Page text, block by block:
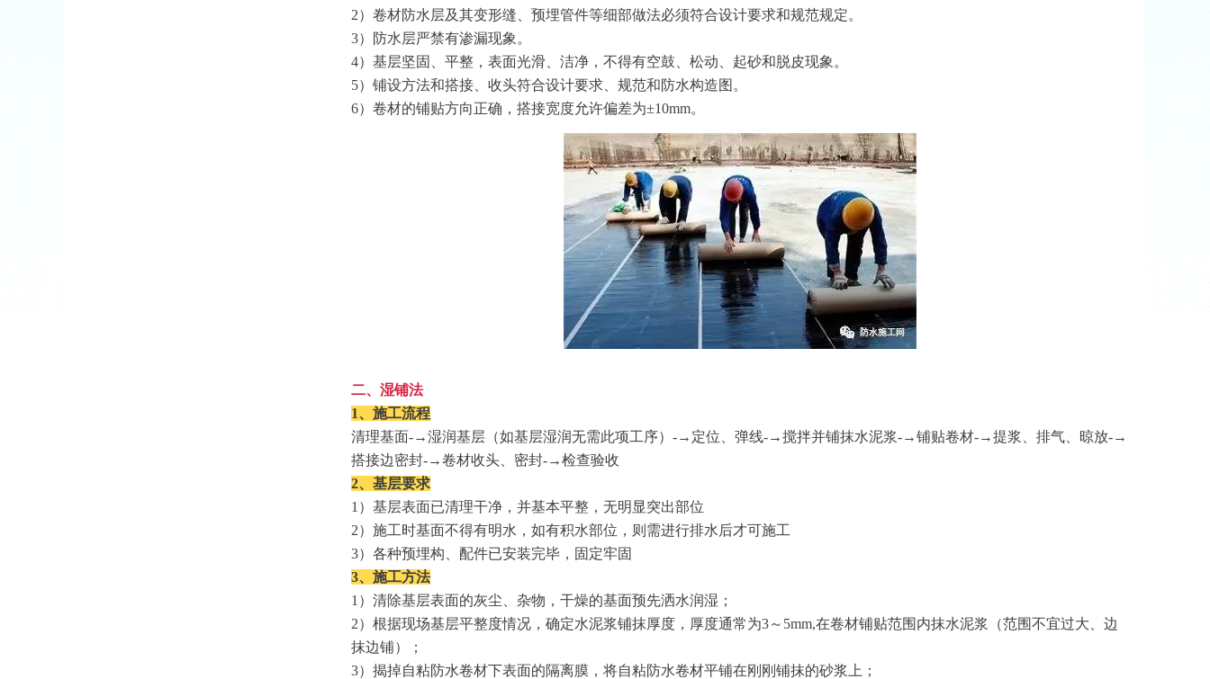
2）卷材防水层及其变形缝、预埋管件等细部做法必须符合设计要求和规范规定。
3）防水层严禁有渗漏现象。
4）基层坚固、平整，表面光滑、洁净，不得有空鼓、松动、起砂和脱皮现象。
5）铺设方法和搭接、收头符合设计要求、规范和防水构造图。
6）卷材的铺贴方向正确，搭接宽度允许偏差为±10mm。
二、湿铺法
1、施工流程
清理基面-→湿润基层（如基层湿润无需此项工序） -→定位、弹线-→搅拌并铺抹水泥浆-→铺贴卷材-→提浆、排气、晾放-→
搭接边密封-→卷材收头、密封-→检查验收
2、基层要求
1 ）基层表面已清理干净，并基本平整，无明显突出部位
2）施工时基面不得有明水，如有积水部位，则需进行排水后才可施工
3）各种预埋构、配件已安装完毕，固定牢固
3、施工方法
1 ）清除基层表面的灰尘、杂物，干燥的基面预先洒水润湿；
2）根据现场基层平整度情况，确定水泥浆铺抹厚度，厚度通常为3～ 5mm,在卷材铺贴范围内抹水泥浆（范围不宜过大、边
抹边铺）；
3）揭掉自粘防水卷材下表面的隔离膜，将自粘防水卷材平铺在刚刚铺抹的砂浆上；